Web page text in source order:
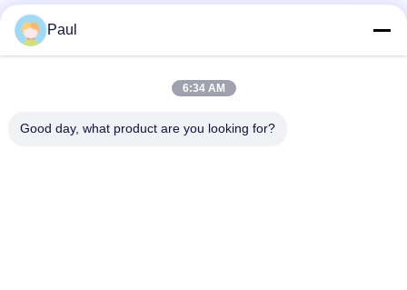
Λαϊκή κατηγορία
Σκληραίνοντας
Paul
6:34 AM
Good day, what product are you looking for?